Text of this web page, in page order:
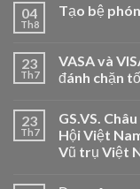
04
Th8
Tạo bệ
23
Th7
VASA và
đánh chặn
23
Th7
GS.VS.
Hội Việt
Vũ trụ Việt